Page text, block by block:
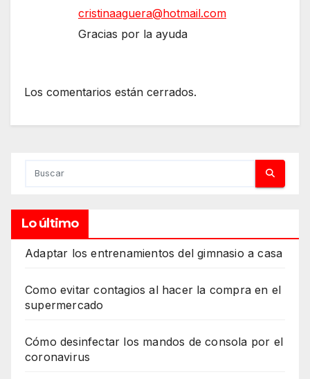
cristinaaguera@hotmail.com
Gracias por la ayuda
Los comentarios están cerrados.
Lo último
Adaptar los entrenamientos del gimnasio a casa
Como evitar contagios al hacer la compra en el
supermercado
Cómo desinfectar los mandos de consola por el
coronavirus